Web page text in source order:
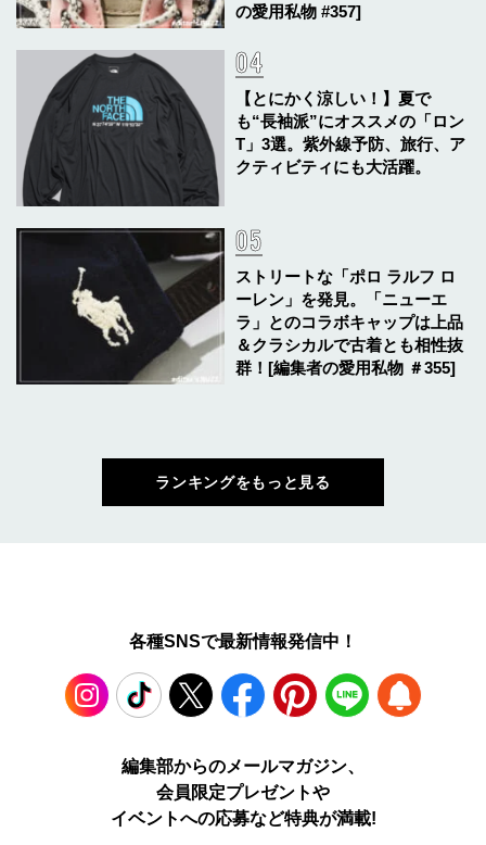
の愛用私物 #357]
【とにかく涼しい！】夏で
も“長袖派”にオススメの「ロン
T」3選。紫外線予防、旅行、ア
クティビティにも大活躍。
ストリートな「ポロ ラルフ ロ
ーレン」を発見。「ニューエ
ラ」とのコラボキャップは上品
＆クラシカルで古着とも相性抜
群！[編集者の愛用私物 ＃355]
ランキングをもっと見る
各種SNSで最新情報発信中！
TikTok Facebook Pinterest LINE
編集部からのメールマガジン、
会員限定プレゼントや
イベントへの応募など特典が満載!